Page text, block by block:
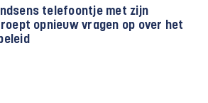
telefoontje met zijn
opnieuw vragen op over het